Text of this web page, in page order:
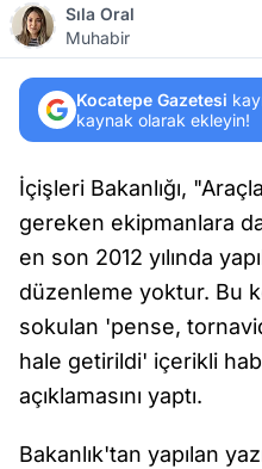
Sıla Oral
Muhabir
Kocatepe Gazetesi
kaynak olarak ekleyin!
İçişleri Bakanlığı,
gereken ekipmanlara
en son 2012 yılında
düzenleme yoktur. Bu
sokulan 'pense,
hale getirildi' içerikli
açıklamasını yaptı.
Bakanlık'tan yapılan